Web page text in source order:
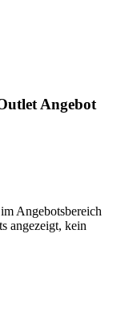
Angebot
Angebotsbereich
angezeigt, kein